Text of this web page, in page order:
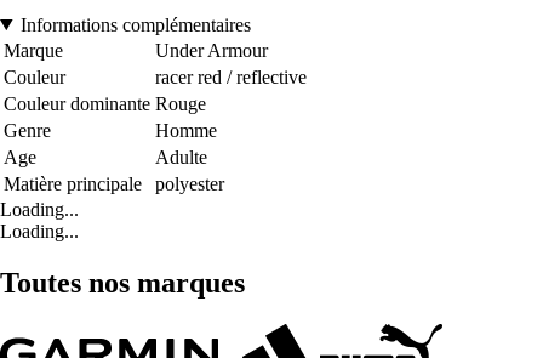
Informations complémentaires
Marque
Under Armour
Couleur
racer red / reflective
Couleur dominante Rouge
Genre
Homme
Age
Adulte
Matière principale
polyester
Loading...
Loading...
Toutes nos marques